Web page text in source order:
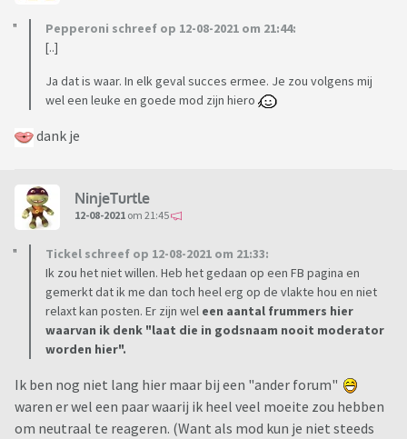
Pepperoni schreef op 12-08-2021 om 21:44:
[..]
Ja dat is waar. In elk geval succes ermee. Je zou volgens mij
wel een leuke en goede mod zijn hiero
dank je
NinjeTurtle
12-08-2021 om 21:45
Tickel schreef op 12-08-2021 om 21:33:
Ik zou het niet willen. Heb het gedaan op een FB pagina en
gemerkt dat ik me dan toch heel erg op de vlakte hou en niet
relaxt kan posten. Er zijn wel een aantal frummers hier
waarvan ik denk "laat die in godsnaam nooit moderator
worden hier".
Ik ben nog niet lang hier maar bij een "ander forum"
waren er wel een paar waarij ik heel veel moeite zou hebben
om neutraal te reageren. (Want als mod kun je niet steeds